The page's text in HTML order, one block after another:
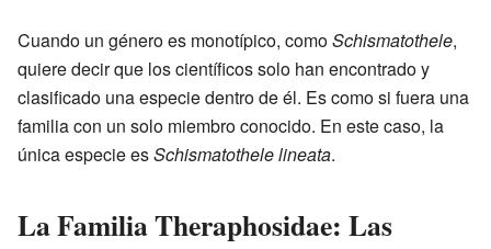
Cuando un género es monotípico, comoSchismatothele,
quiere decir que los científicos solo han encontrado y
clasificado una especie dentro de él. Es como si fuera una
familia con un solo miembro conocido. En este caso, la
única especie esSchismatothele lineata.
La Familia Theraphosidae: Las